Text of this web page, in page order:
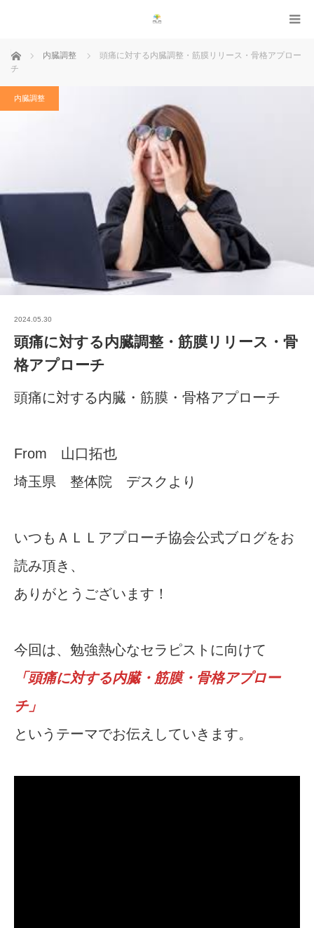
ホーム 内臓調整
頭痛に対する内臓調整・筋膜リリース・骨格アプロー
チ
内臓調整
2024.05.30
頭痛に対する内臓調整・筋膜リリース・骨
格アプローチ
頭痛に対する内臓・筋膜・骨格アプローチ
From 山口拓也
埼玉県 整体院 デスクより
いつもＡＬＬアプローチ協会公式ブログをお
読み頂き、
ありがとうございます！
今回は、勉強熱心なセラピストに向けて
「頭痛に対する内臓・筋膜・骨格アプロー
チ」
というテーマでお伝えしていきます。